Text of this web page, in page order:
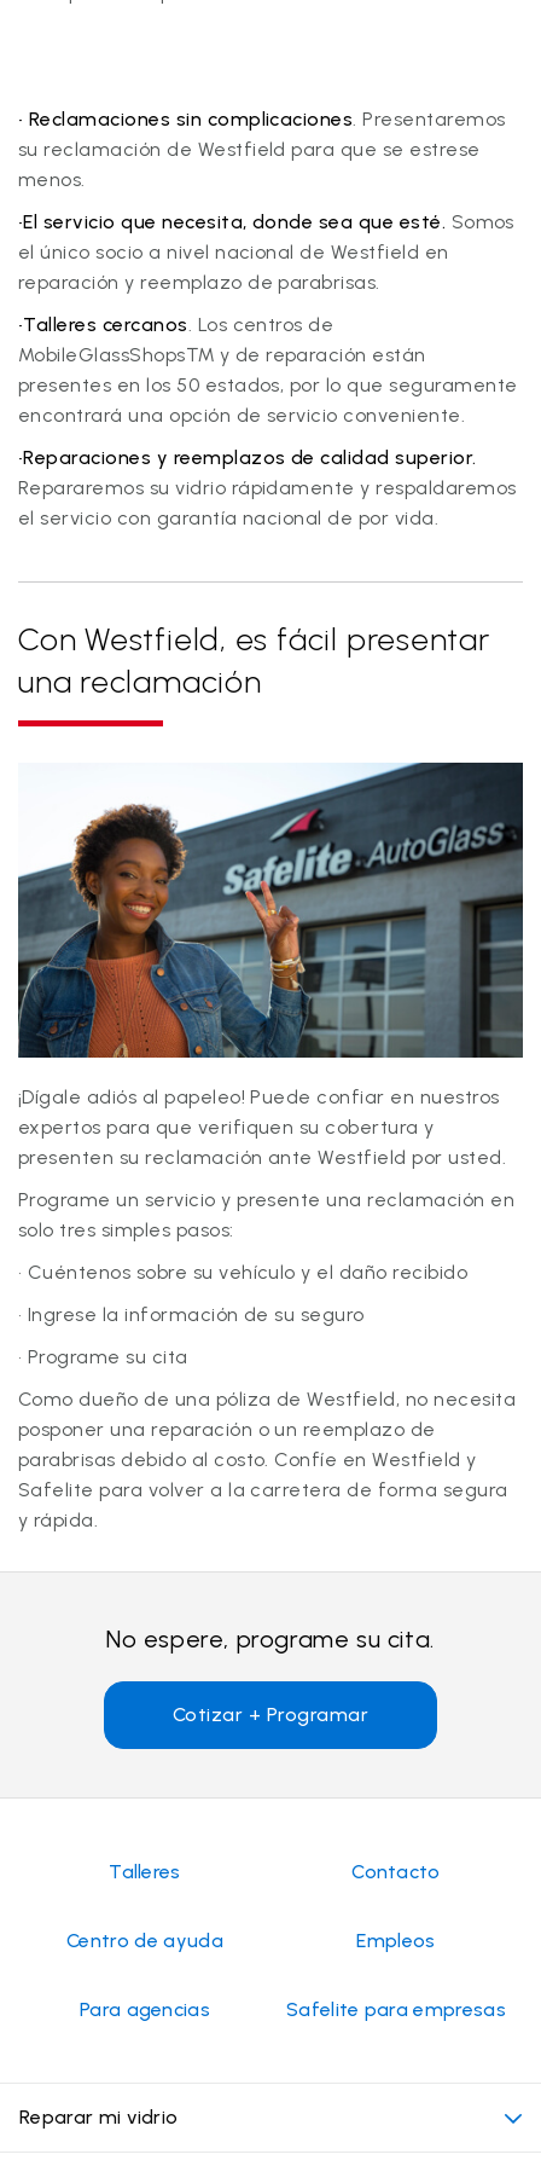
• Reclamaciones sin complicaciones. Presentaremos
su reclamación de Westfield para que se estrese
menos.
•El servicio que necesita, donde sea que esté. Somos
el único socio a nivel nacional de Westfield en
reparación y reemplazo de parabrisas.
•Talleres cercanos. Los centros de
MobileGlassShops™ y de reparación están
presentes en los 50 estados, por lo que seguramente
encontrará una opción de servicio conveniente.
•Reparaciones y reemplazos de calidad superior.
Repararemos su vidrio rápidamente y respaldaremos
el servicio con garantía nacional de por vida.
Con Westfield, es fácil presentar
una reclamación
¡Dígale adiós al papeleo! Puede confiar en nuestros
expertos para que verifiquen su cobertura y
presenten su reclamación ante Westfield por usted.
Programe un servicio y presente una reclamación en
solo tres simples pasos:
• Cuéntenos sobre su vehículo y el daño recibido
• Ingrese la información de su seguro
• Programe su cita
Como dueño de una póliza de Westfield, no necesita
posponer una reparación o un reemplazo de
parabrisas debido al costo. Confíe en Westfield y
Safelite para volver a la carretera de forma segura
y rápida.
No espere, programe su cita.
Cotizar + Programar
Talleres Contacto
Centro de ayuda Empleos
Para agencias Safelite para empresas
Reparar mi vidrio